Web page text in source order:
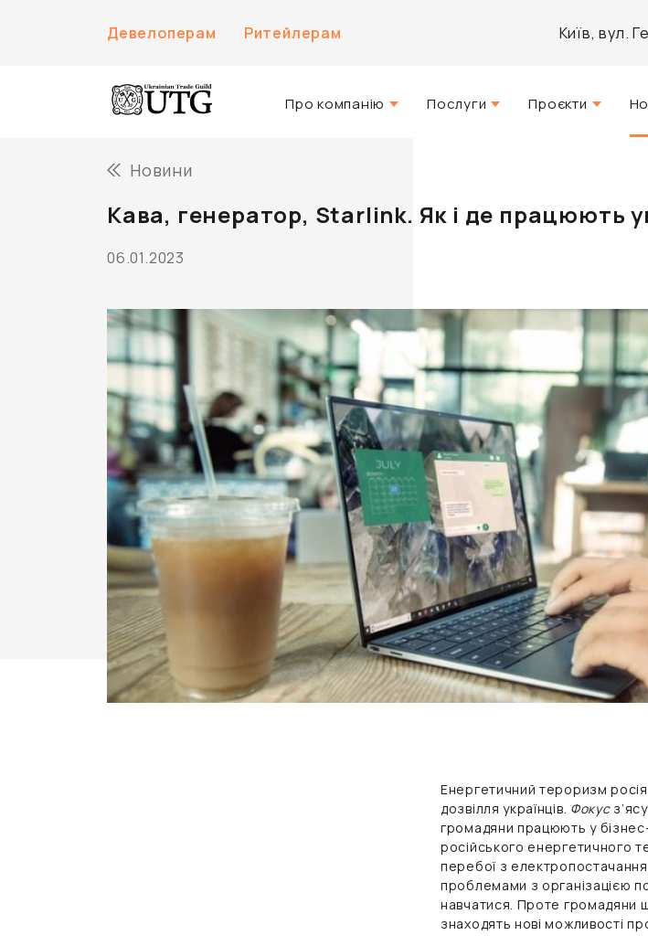
Девелоперам Ритейлерам Київ, вул.
Про компанію
Команда UTG
Послуги
Агентські послуги
брокеридж
Маркетинг і PR
Проєкти
Розроблені
Новини
Кава, генератор, Starlink. Як і де працюють
06.01.2023
Енергетичний тероризм
дозвілля українців. Фокус
громадяни працюють у
російського енергетичного
перебої з
проблемами з організацією
навчатися. Проте громадяни
знаходять нові можливості